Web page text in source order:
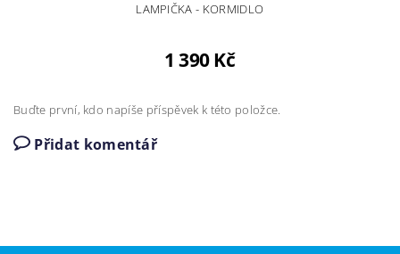
LAMPIČKA - KORMIDLO
1 390 Kč
Buďte první, kdo napíše příspěvek k této položce.
Přidat komentář